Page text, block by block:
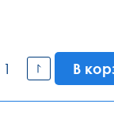
В